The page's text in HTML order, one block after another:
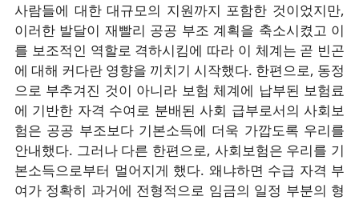
사람들에 대한 대규모의 지원까지 포함한 것이었지만,
이러한 발달이 재빨리 공공 부조 계획을 축소시켰고 이
를 보조적인 역할로 격하시킴에 따라 이 체계는 곧 빈곤
에 대해 커다란 영향을 끼치기 시작했다. 한편으로, 동정
으로 부추겨진 것이 아니라 보험 체계에 납부된 보험료
에 기반한 자격 수여로 분배된 사회 급부로서의 사회보
험은 공공 부조보다 기본소득에 더욱 가깝도록 우리를
안내했다. 그러나 다른 한편으로, 사회보험은 우리를 기
본소득으로부터 멀어지게 했다. 왜냐하면 수급 자격 부
여가 정확히 과거에 전형적으로 임금의 일정 부분의 형